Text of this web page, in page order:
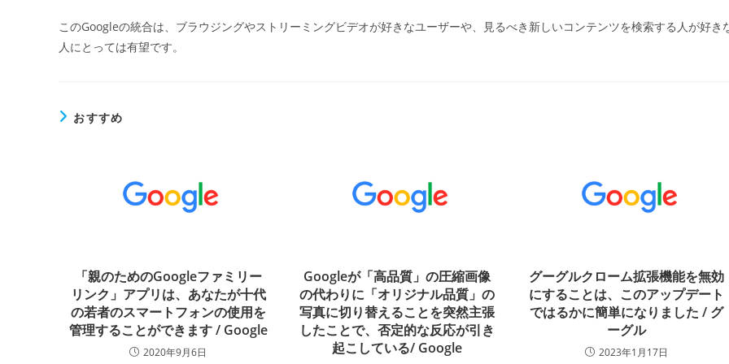
このGoogleの統合は、ブラウジングやストリーミングビデオが好きなユーザーや、見るべき新しいコンテンツを検索する人が好き
人にとっては有望です。
おすすめ
「親のためのGoogleファミリー
リンク」アプリは、あなたが十代
の若者のスマートフォンの使用を
管理することができます / Google
2020年9月6日
Googleが「高品質」の圧縮画像
の代わりに「オリジナル品質」の
写真に切り替えることを突然主張
したことで、否定的な反応が引き
起こしている/ Google
グーグルクローム拡張機能を無効
にすることは、このアップデート
ではるかに簡単になりました / グ
ーグル
2023年1月17日